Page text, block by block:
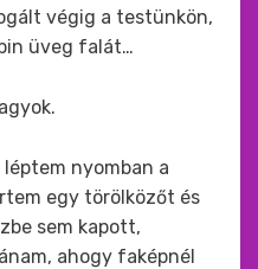
végig a testünkön,
üveg falát…
nyomban a
egy törölközőt és
sem kapott,
ahogy faképnél